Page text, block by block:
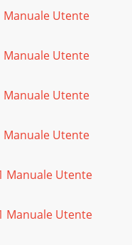
mânerul ♦4 cu
Ø 6 şi a 4 piuliţe M5 la
protecţia contra
şuruburi M5 x 12, a 5
grătarul ♦3 în locul
puteţi scoate cele
Manuale Utente
Manuale Utente
Manuale Utente
Manuale Utente
Manuale Utente
Manuale Utente